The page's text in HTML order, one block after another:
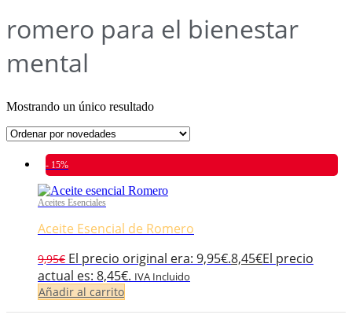
romero para el bienestar
mental
Mostrando un único resultado
- 15%
Aceites Esenciales
Aceite Esencial de Romero
9,95€ El precio original era: 9,95€.8,45€El precio
actual es: 8,45€. IVA Incluido
Añadir al carrito